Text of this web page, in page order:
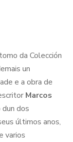
da Colección
un
e a obra de
Marcos
dos
últimos anos,
varios